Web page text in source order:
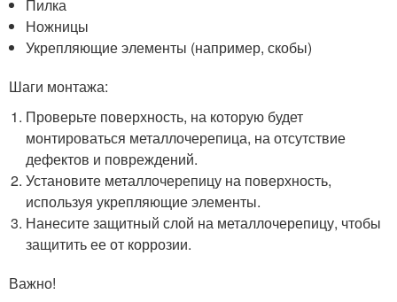
Пилка
Ножницы
Укрепляющие элементы (например, скобы)
Шаги монтажа:
Проверьте поверхность, на которую будет
монтироваться металлочерепица, на отсутствие
дефектов и повреждений.
Установите металлочерепицу на поверхность,
используя укрепляющие элементы.
Нанесите защитный слой на металлочерепицу, чтобы
защитить ее от коррозии.
Важно!